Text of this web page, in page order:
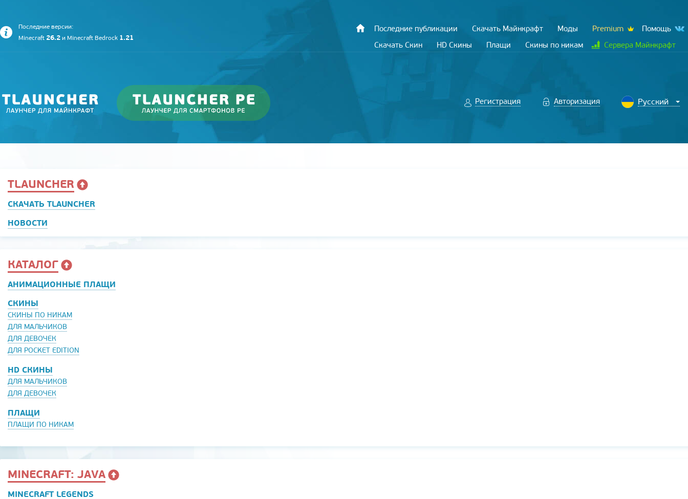
Последние версии:
Minecraft 26.2 и Minecraft Bedrock 1.21
Последние публикации Скачать Майнкрафт Моды Premium
Помощь
Скачать Скин
HD Скины Плащи Скины по никам Сервера Майнкрафт
Регистрация Авторизация
TLAUNCHER
СКАЧАТЬ TLAUNCHER
НОВОСТИ
КАТАЛОГ
АНИМАЦИОННЫЕ ПЛАЩИ
СКИНЫ
СКИНЫ ПО НИКАМ
ДЛЯ МАЛЬЧИКОВ
ДЛЯ ДЕВОЧЕК
ДЛЯ POCKET EDITION
HD СКИНЫ
ДЛЯ МАЛЬЧИКОВ
ДЛЯ ДЕВОЧЕК
ПЛАЩИ
ПЛАЩИ ПО НИКАМ
MINECRAFT: JAVA
MINECRAFT LEGENDS